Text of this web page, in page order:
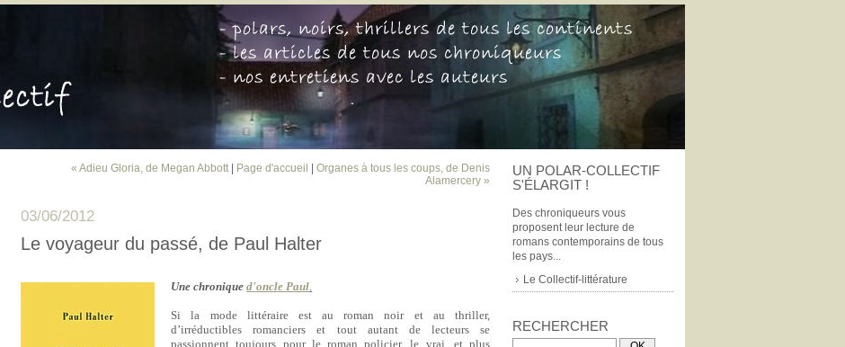
UN POLAR-COLLECTIF
S'ÉLARGIT !
Des chroniqueurs vous
proposent leur lecture de
romans contemporains de tous
les pays...
Le Collectif-littérature
RECHERCHER
« Adieu Gloria, de Megan Abbott| Page d'accueil
Organes à tous les coups, de Denis
Alamercery »
03/06/2012
Le voyageur du passé, de Paul Halter
Une chroniqued'oncle Paul.
Si la mode littéraire est au roman noir et au thriller,
d’irréductibles romanciers et tout autant de lecteurs se
passionnent toujours pour le roman policier, le vrai, et plus